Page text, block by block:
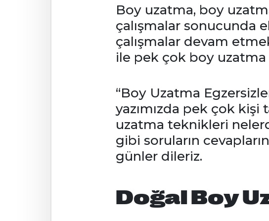
Boy uzatma, boy
çalışmalar sonucunda
çalışmalar devam
ile pek çok boy uzatma
“Boy Uzatma
yazımızda pek çok kişi
uzatma teknikleri
gibi soruların
günler dileriz.
Doğal Boy